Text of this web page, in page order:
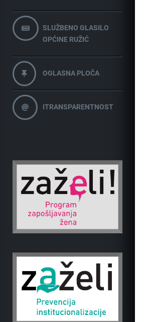
SLUŽBENO GLASILO
OPĆINE RUŽIĆ
OGLASNA PLOČA
ITRANSPARENTNOST